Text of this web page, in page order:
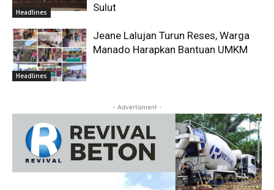
Headlines
Sulut
Headlines
Jeane Lalujan Turun Reses, Warga
Manado Harapkan Bantuan UMKM
- Advertisment -